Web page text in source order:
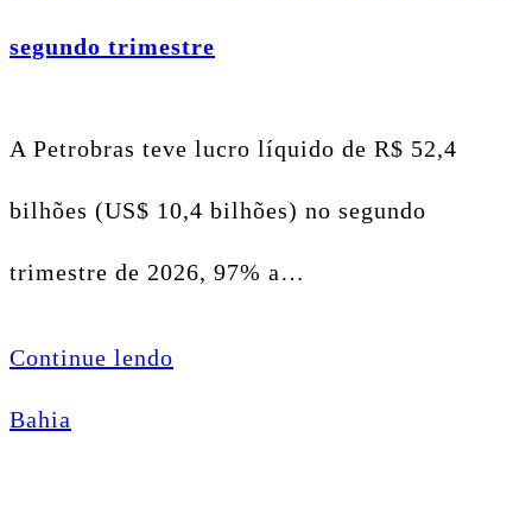
segundo trimestre
A Petrobras teve lucro líquido de R$ 52,4
bilhões (US$ 10,4 bilhões) no segundo
trimestre de 2026, 97% a…
Continue lendo
Bahia